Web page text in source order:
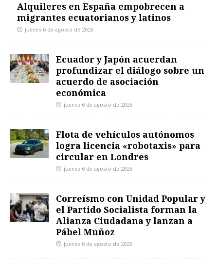
Alquileres en España empobrecen a
migrantes ecuatorianos y latinos
jueves 6 de agosto de 2026
Ecuador y Japón acuerdan
profundizar el diálogo sobre un
acuerdo de asociación
económica
jueves 6 de agosto de 2026
Flota de vehículos autónomos
logra licencia «robotaxis» para
circular en Londres
jueves 6 de agosto de 2026
Correísmo con Unidad Popular y
el Partido Socialista forman la
Alianza Ciudadana y lanzan a
Pábel Muñoz
jueves 6 de agosto de 2026